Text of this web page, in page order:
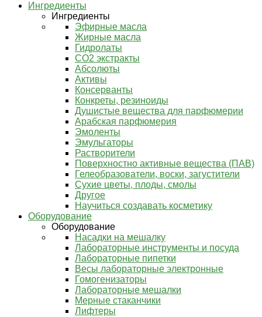
Ингредиенты
Ингредиенты
Эфирные масла
Жирные масла
Гидролаты
СО2 экстракты
Абсолюты
Активы
Консерванты
Конкреты, резиноиды
Душистые вещества для парфюмерии
Арабская парфюмерия
Эмоленты
Эмульгаторы
Растворители
Поверхностно активные вещества (ПАВ)
Гелеобразователи, воски, загустители
Сухие цветы, плоды, смолы
Другое
Научиться создавать косметику
Оборудование
Оборудование
Насадки на мешалку
Лабораторные инструменты и посуда
Лабораторные пипетки
Весы лабораторные электронные
Гомогенизаторы
Лабораторные мешалки
Мерные стаканчики
Лифтеры